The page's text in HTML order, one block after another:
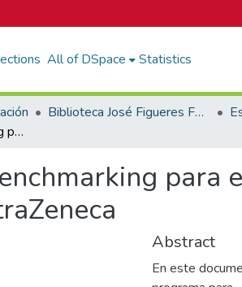
All of DSpace Statistics
Biblioteca José Figueres Ferrer
Estudio de benchmarking para el programa para pacientes Disfruto Mi Salud de AstraZeneca
para
Abstract
En este